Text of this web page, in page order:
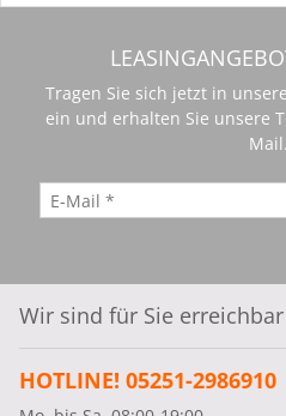
Tragen Sie sich jetzt in
ein und erhalten Sie unsere
Mail.
Wir sind für Sie erreichbar
HOTLINE! 05251-2986910